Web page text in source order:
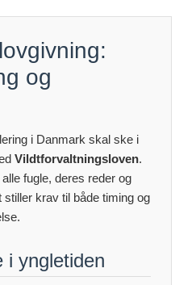
og
i Danmark skal ske i
Vildtforvaltningsloven.
fugle, deres reder og
krav til både timing og
i yngletiden